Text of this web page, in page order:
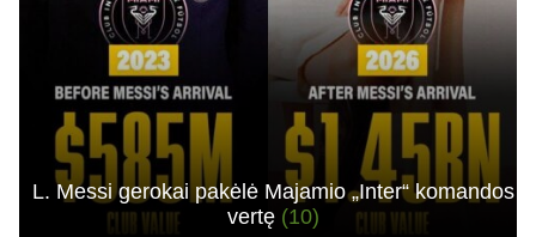
L. Messi gerokai pakėlė Majamio „Inter“ komandos
vertę (10)